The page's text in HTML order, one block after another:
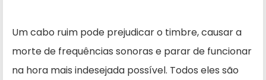
Um cabo ruim pode prejudicar o timbre, causar a
morte de frequências sonoras e parar de funcionar
na hora mais indesejada possível. Todos eles são